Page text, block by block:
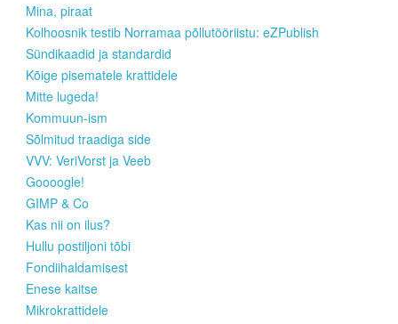
Mina, piraat
Kolhoosnik testib Norramaa põllutööriistu: eZPublish
Sündikaadid ja standardid
Kõige pisematele krattidele
Mitte lugeda!
Kommuun-ism
Sõlmitud traadiga side
VVV: VeriVorst ja Veeb
Goooogle!
GIMP & Co
Kas nii on ilus?
Hullu postiljoni tõbi
Fondiihaldamisest
Enese kaitse
Mikrokrattidele